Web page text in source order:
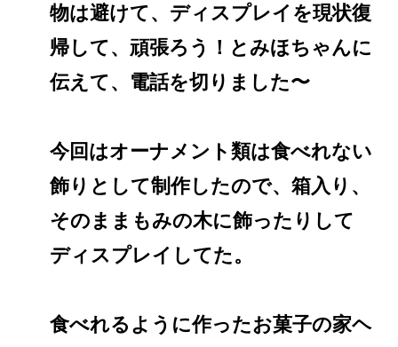
物は避けて、ディスプレイを現状復
帰して、頑張ろう！とみほちゃんに
伝えて、電話を切りました〜
今回はオーナメント類は食べれない
飾りとして制作したので、箱入り、
そのままもみの木に飾ったりして
ディスプレイしてた。
食べれるように作ったお菓子の家ヘ